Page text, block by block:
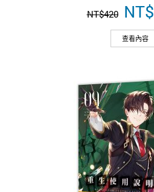
NT$420 原
始
價
格：
NT$
查看內容